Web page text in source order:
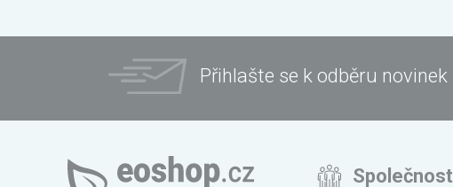
Přihlašte se k odběru novinek
Společnost